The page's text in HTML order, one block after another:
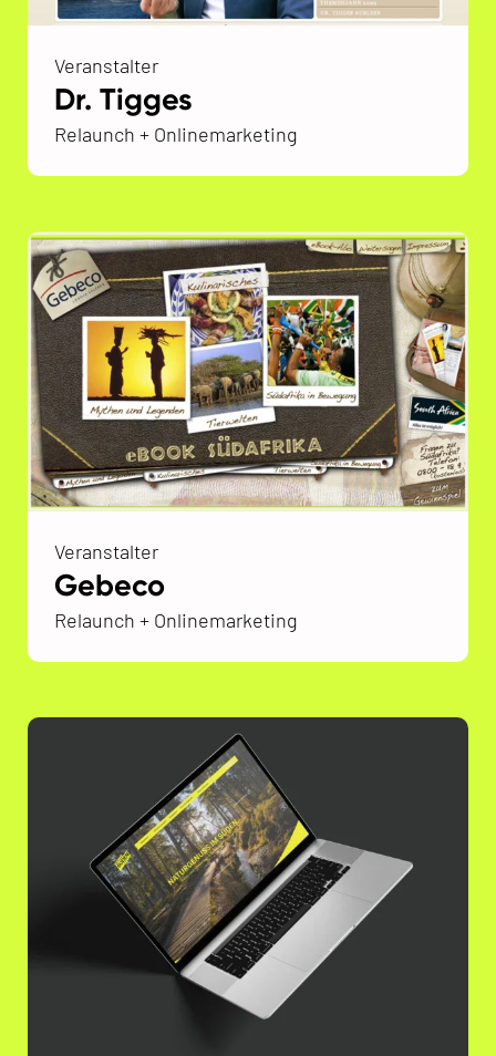
Veranstalter
Dr. Tigges
Relaunch + Onlinemarketing
Veranstalter
Gebeco
Relaunch + Onlinemarketing